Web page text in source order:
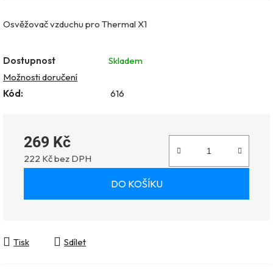
Osvěžovač vzduchu pro Thermal X1
Dostupnost
Skladem
Možnosti doručení
Kód:
616
269 Kč
222 Kč bez DPH
DO KOŠÍKU
Tisk Sdílet